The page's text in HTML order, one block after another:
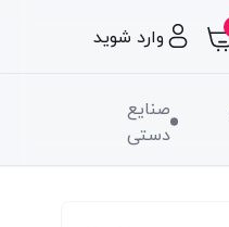
وارد شوید
صنایع
دستی